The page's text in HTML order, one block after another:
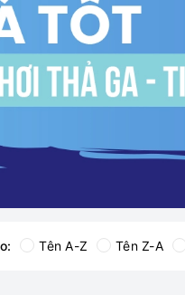
Tên A-Z Tên Z-A